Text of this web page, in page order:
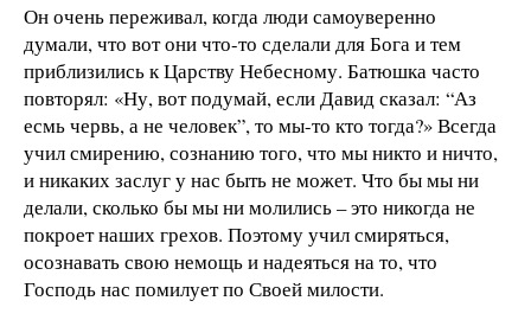
Он очень переживал, когда люди самоуверенно
думали, что вот они что-то сделали для Бога и тем
приблизились к Царству Небесному. Батюшка часто
повторял: «Ну, вот подумай, если Давид сказал: “Аз
есмь червь, а не человек”, то мы-то кто тогда?» Всегда
учил смирению, сознанию того, что мы никто и ничто,
и никаких заслуг у нас быть не может. Что бы мы ни
делали, сколько бы мы ни молились – это никогда не
покроет наших грехов. Поэтому учил смиряться,
осознавать свою немощь и надеяться на то, что
Господь нас помилует по Своей милости.